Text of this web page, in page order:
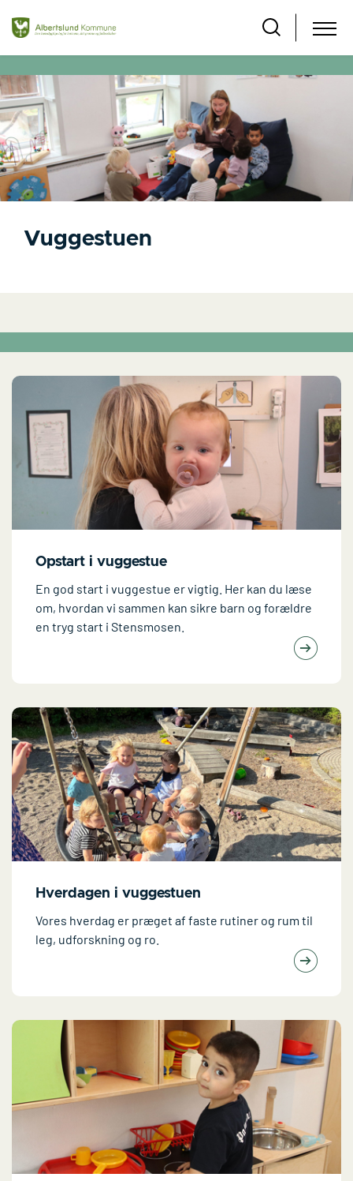
Vuggestuen
Opstart i vuggestue
En god start i vuggestue er vigtig. Her kan du læse
om, hvordan vi sammen kan sikre barn og forældre
en tryg start i Stensmosen.
Hverdagen i vuggestuen
Vores hverdag er præget af faste rutiner og rum til
leg, udforskning og ro.